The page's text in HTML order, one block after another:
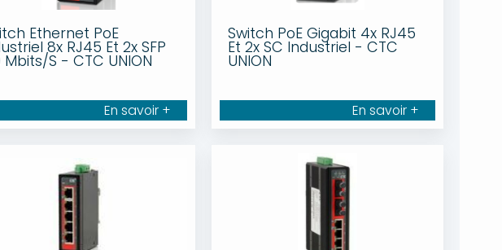
Ethernet PoE
8x RJ45 Et 2x SFP
Mbits/S - CTC UNION
En savoir +
Switch PoE Gigabit 4x RJ45
Et 2x SC Industriel - CTC
UNION
En savoir +